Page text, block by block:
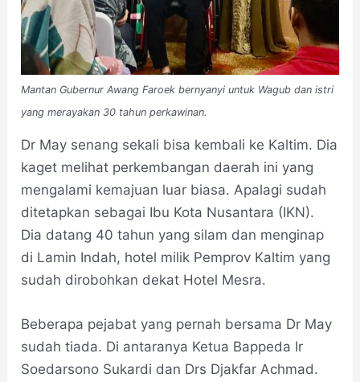
Mantan Gubernur Awang Faroek bernyanyi untuk Wagub dan istri
yang merayakan 30 tahun perkawinan.
Dr May senang sekali bisa kembali ke Kaltim. Dia
kaget melihat perkembangan daerah ini yang
mengalami kemajuan luar biasa. Apalagi sudah
ditetapkan sebagai Ibu Kota Nusantara (IKN).
Dia datang 40 tahun yang silam dan menginap
di Lamin Indah, hotel milik Pemprov Kaltim yang
sudah dirobohkan dekat Hotel Mesra.
Beberapa pejabat yang pernah bersama Dr May
sudah tiada. Di antaranya Ketua Bappeda Ir
Soedarsono Sukardi dan Drs Djakfar Achmad.